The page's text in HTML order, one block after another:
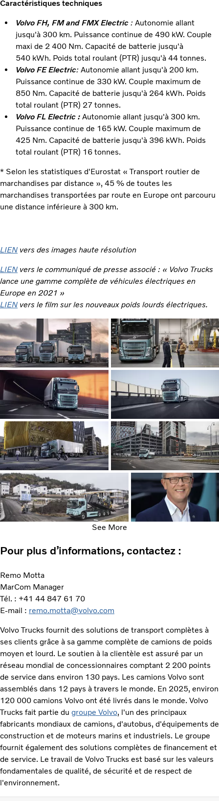
Caractéristiques techniques
Volvo FH, FM and FMX Electric: Autonomie allant
jusqu'à 300 km. Puissance continue de 490 kW. Couple
maxi de 2 400 Nm. Capacité de batterie jusqu'à
540 kWh. Poids total roulant (PTR) jusqu'à 44 tonnes.
Volvo FE Electric: Autonomie allant jusqu'à 200 km.
Puissance continue de 330 kW. Couple maximum de
850 Nm. Capacité de batterie jusqu'à 264 kWh. Poids
total roulant (PTR) 27 tonnes.
Volvo FL Electric :Autonomie allant jusqu'à 300 km.
Puissance continue de 165 kW. Couple maximum de
425 Nm. Capacité de batterie jusqu'à 396 kWh. Poids
total roulant (PTR) 16 tonnes.
* Selon les statistiques d'Eurostat « Transport routier de
marchandises par distance », 45 % de toutes les
marchandises transportées par route en Europe ont parcouru
une distance inférieure à 300 km.
LIEN vers des images haute résolution
LIEN vers le communiqué de presse associé : « Volvo Trucks
lance une gamme complète de véhicules électriques en
Europe en 2021 »
LIEN vers le film sur les nouveaux poids lourds électriques.
See More
Pour plus d’informations, contactez :
Remo Motta
MarCom Manager
Tél. : +41 44 847 61 70
E-mail : remo.motta@volvo.com
Volvo Trucks fournit des solutions de transport complètes à
ses clients grâce à sa gamme complète de camions de poids
moyen et lourd. Le soutien à la clientèle est assuré par un
réseau mondial de concessionnaires comptant 2 200 points
de service dans environ 130 pays. Les camions Volvo sont
assemblés dans 12 pays à travers le monde. En 2025, environ
120 000 camions Volvo ont été livrés dans le monde. Volvo
Trucks fait partie du groupe Volvo, l'un des principaux
fabricants mondiaux de camions, d'autobus, d'équipements de
construction et de moteurs marins et industriels. Le groupe
fournit également des solutions complètes de financement et
de service. Le travail de Volvo Trucks est basé sur les valeurs
fondamentales de qualité, de sécurité et de respect de
l'environnement.